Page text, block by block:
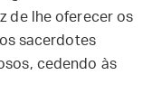
de lhe oferecer os
sacerdotes
cedendo às